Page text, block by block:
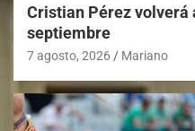
Cristian Pérez volverá
septiembre
7 agosto, 2026 Mariano